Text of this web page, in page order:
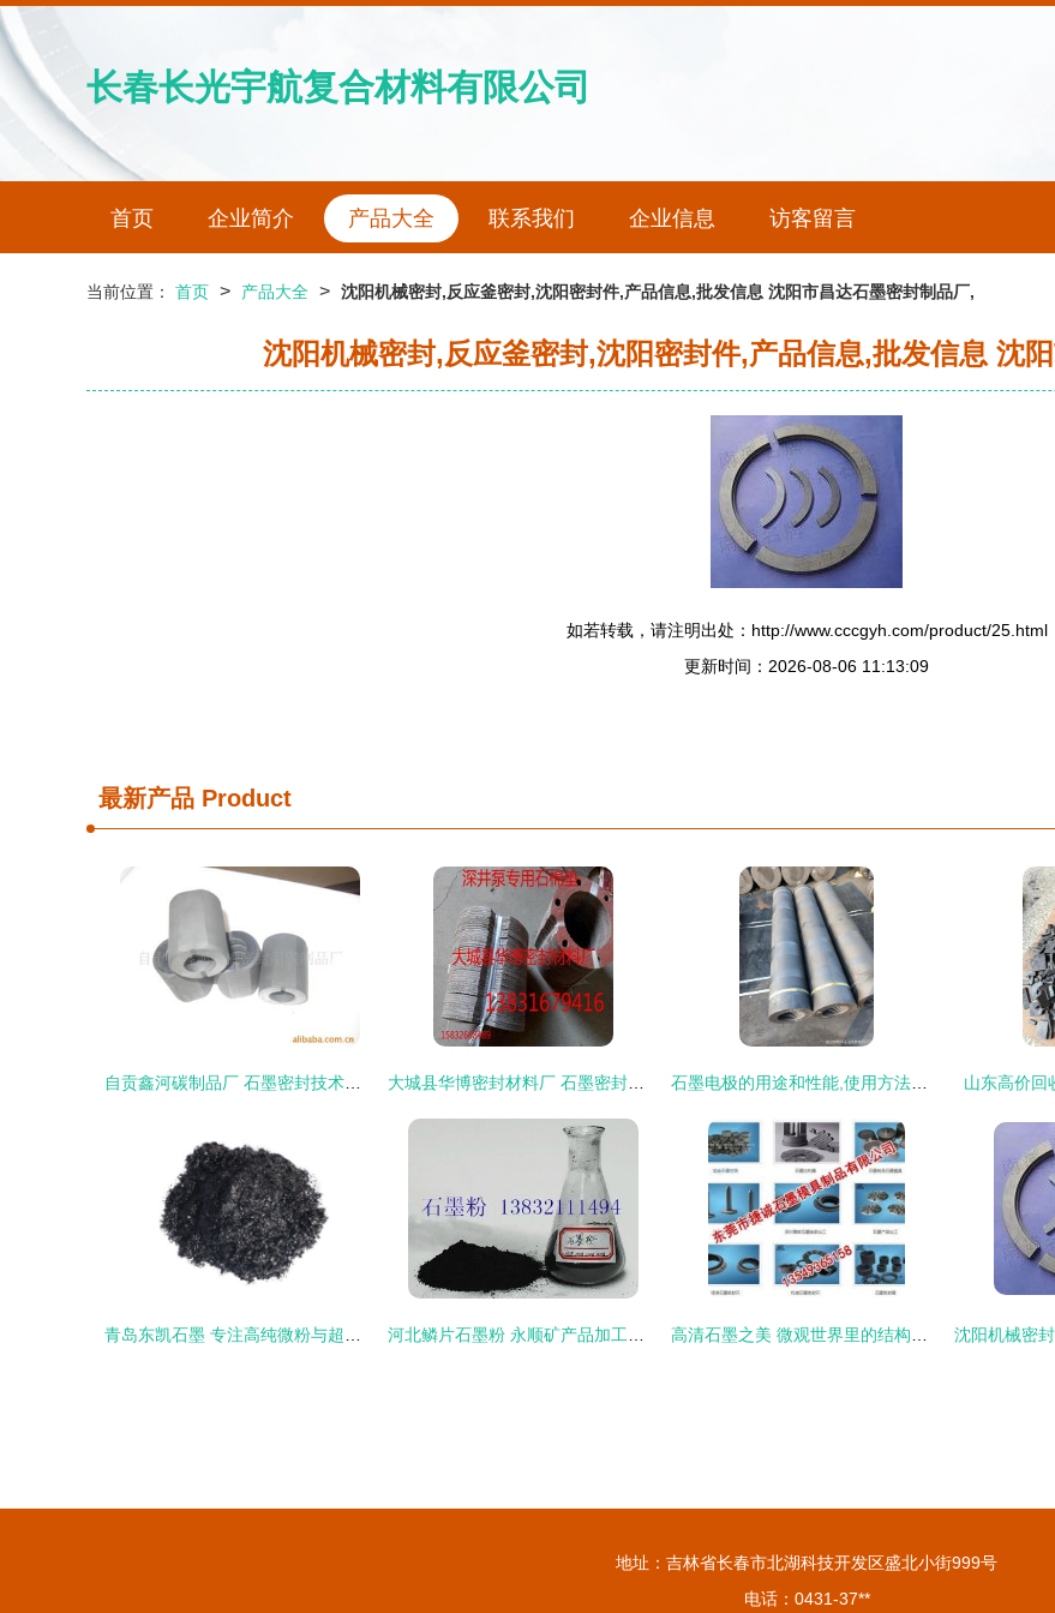
长春长光宇航复合材料有限公司
首页 企业简介 产品大全 联系我们 企业信息 访客留言
当前位置： 首页 > 产品大全 > 沈阳机械密封,反应釜密封,沈阳密封件,产品信息,批发信息 沈阳市昌达石墨密封制品厂,
沈阳机械密封,反应釜密封,沈阳密封件,产品信息,批发信息 沈
如若转载，请注明出处：http://www.cccgyh.com/product/25.html
更新时间：2026-08-06 11:13:09
最新产品 Product
山东高价回
地址：吉林省长春市北湖科技开发区盛北小街999号
电话：0431-37**